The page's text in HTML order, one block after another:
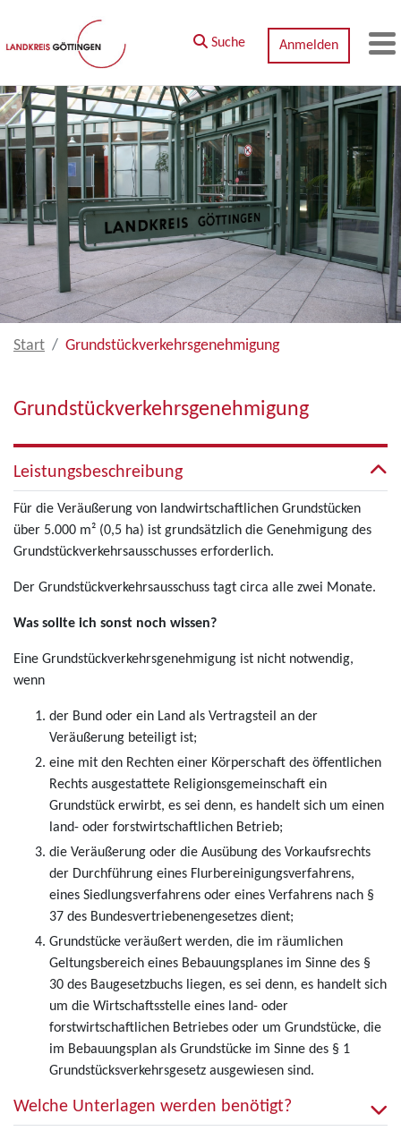
Zum Hauptinhalt springen
Suche Anmelden
Start Grundstückverkehrsgenehmigung
Grundstückverkehrsgenehmigung
Leistungsbeschreibung
Für die Veräußerung von landwirtschaftlichen Grundstücken
über 5.000 m² (0,5 ha) ist grundsätzlich die Genehmigung des
Grundstückverkehrsausschusses erforderlich.
Der Grundstückverkehrsausschuss tagt circa alle zwei Monate.
Was sollte ich sonst noch wissen?
Eine Grundstückverkehrsgenehmigung ist nicht notwendig,
wenn
der Bund oder ein Land als Vertragsteil an der
Veräußerung beteiligt ist;
eine mit den Rechten einer Körperschaft des öffentlichen
Rechts ausgestattete Religionsgemeinschaft ein
Grundstück erwirbt, es sei denn, es handelt sich um einen
land- oder forstwirtschaftlichen Betrieb;
die Veräußerung oder die Ausübung des Vorkaufsrechts
der Durchführung eines Flurbereinigungsverfahrens,
eines Siedlungsverfahrens oder eines Verfahrens nach §
37 des Bundesvertriebenengesetzes dient;
Grundstücke veräußert werden, die im räumlichen
Geltungsbereich eines Bebauungsplanes im Sinne des §
30 des Baugesetzbuchs liegen, es sei denn, es handelt sich
um die Wirtschaftsstelle eines land- oder
forstwirtschaftlichen Betriebes oder um Grundstücke, die
im Bebauungsplan als Grundstücke im Sinne des § 1
Grundstücksverkehrsgesetz ausgewiesen sind.
Welche Unterlagen werden benötigt?